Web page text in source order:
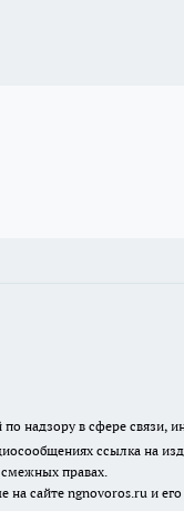
по надзору в сфере
ссылка на
смежных правах.
на сайте ngnovoros.ru и